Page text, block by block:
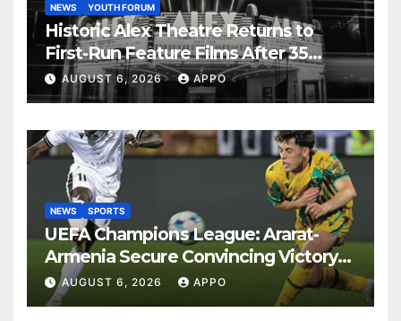
NEWS YOUTH FORUM
Historic Alex Theatre Returns to
First-Run Feature Films After 35
Years
AUGUST 6, 2026 APPO
NEWS SPORTS
UEFA Champions League: Ararat-
Armenia Secure Convincing Victory
Over Shamrock Rovers 2-0
AUGUST 6, 2026 APPO